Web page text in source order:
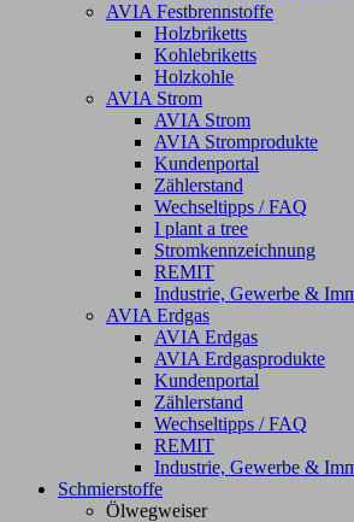
AVIA Festbrennstoffe
Holzbriketts
Kohlebriketts
Holzkohle
AVIA Strom
AVIA Strom
AVIA Stromprodukte
Kundenportal
Zählerstand
Wechseltipps / FAQ
I plant a tree
Stromkennzeichnung
REMIT
Industrie, Gewerbe &
AVIA Erdgas
AVIA Erdgas
AVIA Erdgasprodukte
Kundenportal
Zählerstand
Wechseltipps / FAQ
REMIT
Industrie, Gewerbe &
Schmierstoffe
Ölwegweiser